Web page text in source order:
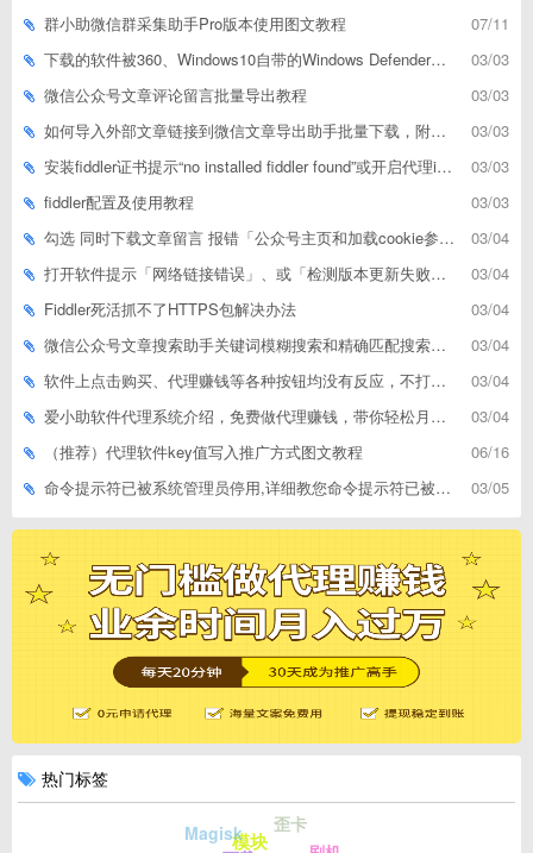
07/11
群小助微信群采集助手Pro版本使用图文教程
03/03
下载的软件被360、Windows10自带的Windows Defender、腾讯管家等杀毒软件误删了怎么解决
03/03
微信公众号文章评论留言批量导出教程
03/03
如何导入外部文章链接到微信文章导出助手批量下载，附上3种方式
03/03
安装fiddler证书提示“no installed fiddler found”或开启代理ip失败
03/03
fiddler配置及使用教程
03/04
勾选 同时下载文章留言 报错「公众号主页和加载cookie参数不能为空」
03/04
打开软件提示「网络链接错误」、或「检测版本更新失败」等网络问题解决方案
03/04
Fiddler死活抓不了HTTPS包解决办法
03/04
微信公众号文章搜索助手关键词模糊搜索和精确匹配搜索的区别
03/04
软件上点击购买、代理赚钱等各种按钮均没有反应，不打开相应网址怎么解决
03/04
爱小助软件代理系统介绍，免费做代理赚钱，带你轻松月收入过万
06/16
（推荐）代理软件key值写入推广方式图文教程
03/05
命令提示符已被系统管理员停用,详细教您命令提示符已被系统管理员停用怎么办
热门标签
模块
歪卡
Magisk